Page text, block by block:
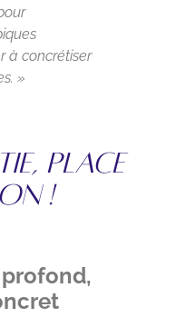
à concrétiser
»
PLACE
!